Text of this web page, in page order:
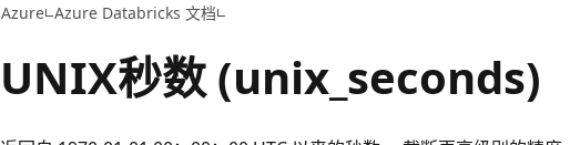
Azure Azure Databricks 文档
UNIX秒数 (unix_seconds)